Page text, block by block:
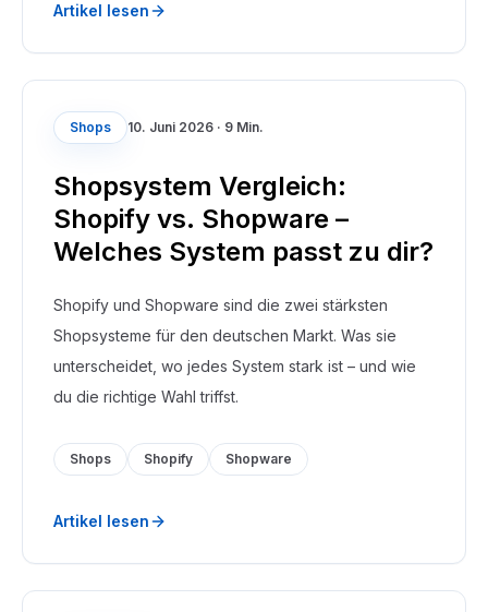
Artikel lesen
Shops 10. Juni 2026 · 9 Min.
Shopsystem Vergleich:
Shopify vs. Shopware –
Welches System passt zu dir?
Shopify und Shopware sind die zwei stärksten
Shopsysteme für den deutschen Markt. Was sie
unterscheidet, wo jedes System stark ist – und wie
du die richtige Wahl triffst.
Shops Shopify Shopware
Artikel lesen